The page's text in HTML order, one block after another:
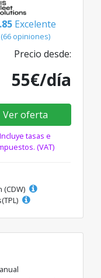
Excelente
(66 opiniones)
Precio desde:
55€/día
Ver oferta
Incluye tasas e
(VAT)